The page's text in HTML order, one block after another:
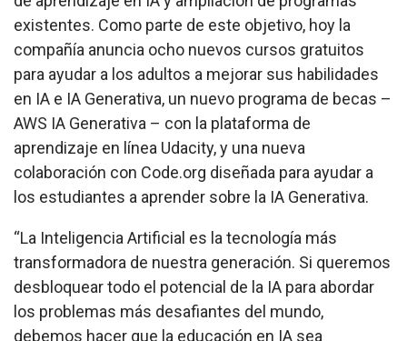
existentes. Como parte de este objetivo, hoy la
compañía anuncia ocho nuevos cursos gratuitos
para ayudar a los adultos a mejorar sus habilidades
en IA e IA Generativa, un nuevo programa de becas –
AWS IA Generativa – con la plataforma de
aprendizaje en línea Udacity, y una nueva
colaboración con Code.org diseñada para ayudar a
los estudiantes a aprender sobre la IA Generativa.
“La Inteligencia Artificial es la tecnología más
transformadora de nuestra generación. Si queremos
desbloquear todo el potencial de la IA para abordar
los problemas más desafiantes del mundo,
debemos hacer que la educación en IA sea